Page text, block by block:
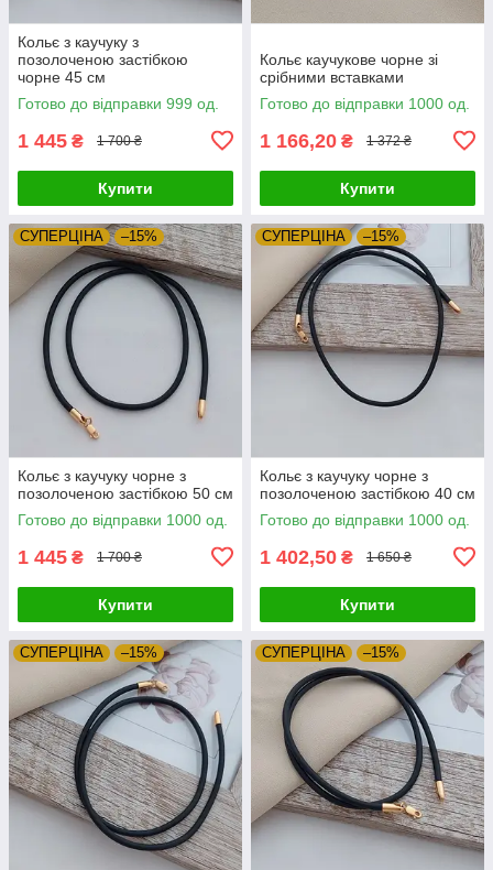
Кольє з каучуку з
позолоченою застібкою
чорне 45 см
Готово до відправки 999 од.
1 445 ₴ 1 700 ₴
Купити
Кольє каучукове чорне зі
срібними вставками
Готово до відправки 1000 од.
1 166,20 ₴ 1 372 ₴
Купити
СУПЕРЦIНА –15%
Кольє з каучуку чорне з
позолоченою застібкою 50 см
Готово до відправки 1000 од.
1 445 ₴ 1 700 ₴
Купити
СУПЕРЦIНА –15%
Кольє з каучуку чорне з
позолоченою застібкою 40 см
Готово до відправки 1000 од.
1 402,50 ₴ 1 650 ₴
Купити
СУПЕРЦIНА –15% СУПЕРЦIНА –15%